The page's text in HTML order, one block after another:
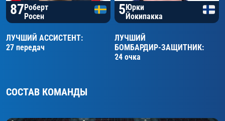
87Роберт
Росен
ЛУЧШИЙ АССИСТЕНТ:
27 передач
5Юрки
Йокипакка
ЛУЧШИЙ
БОМБАРДИР-ЗАЩИТНИК:
24 очка
СОСТАВ КОМАНДЫ